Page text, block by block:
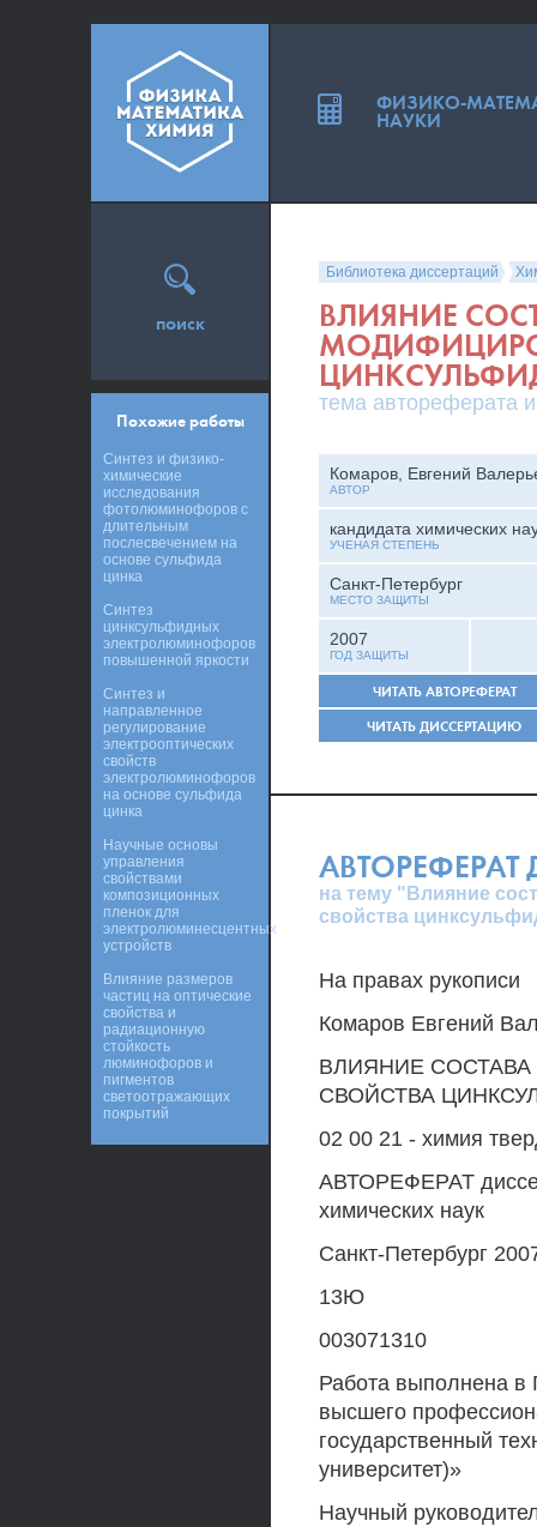
Библиотека диссертаций
ВЛИЯНИЕ
тема автореферата
Комаров, Евгений
АВТОР
кандидата химических
УЧЕНАЯ СТЕПЕНЬ
Санкт-Петербург
МЕСТО ЗАЩИТЫ
2007
ГОД ЗАЩИТЫ
ЧИТАТЬ АВТОРЕФЕРАТ
ЧИТАТЬ ДИССЕРТАЦИЮ
АВТОРЕФЕРАТ
на тему "Влияние
свойства
На правах рукописи
Комаров Евгений
ВЛИЯНИЕ
СВОЙСТВА
02 00 21 - химия
АВТОРЕФЕРАТ
химических наук
Санкт-Петербург
13Ю
003071310
Работа выполнена в
высшего
государственный
университет)»
Научный
поиск
Похожие работы
Синтез и физико-
химические
исследования
фотолюминофоров с
длительным
послесвечением на
основе сульфида
цинка
Синтез
цинксульфидных
электролюминофоров
повышенной яркости
Синтез и
направленное
регулирование
электрооптических
свойств
электролюминофоров
на основе сульфида
цинка
Научные основы
управления
свойствами
композиционных
пленок для
электролюминесцентных
устройств
Влияние размеров
частиц на оптические
свойства и
радиационную
стойкость
люминофоров и
пигментов
светоотражающих
покрытий
ФИЗИКО-
НАУКИ